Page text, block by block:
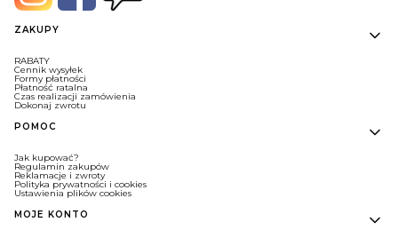
Linki w stopce
ZAKUPY
RABATY
Cennik wysyłek
Formy płatności
Płatność ratalna
Czas realizacji zamówienia
Dokonaj zwrotu
POMOC
Jak kupować?
Regulamin zakupów
Reklamacje i zwroty
Polityka prywatności i cookies
Ustawienia plików cookies
MOJE KONTO